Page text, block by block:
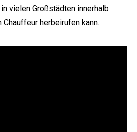
vielen Großstädten innerhalb
herbeirufen kann.